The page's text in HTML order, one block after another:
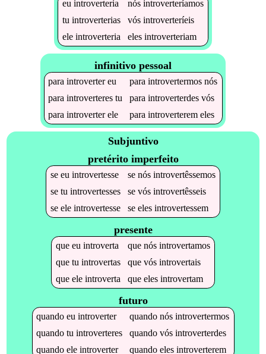
eu introverteria nós introverteríamos
tu introverterias vós introverteríeis
ele introverteria eles introverteriam
infinitivo pessoal
paraintrovertereu paraintrovertermos nós
paraintroverteres tu paraintroverterdes vós
paraintroverterele paraintroverterem eles
Subjuntivo
pretérito imperfeito
se eu introvertesse se nós introvertêssemos
se tu introvertesses se vós introvertêsseis
se ele introvertesse se eles introvertessem
presente
que eu introverta que nós introvertamos
que tu introvertas que vós introvertais
que ele introverta que eles introvertam
futuro
quandoeuintroverter quandonósintrovertermos
quandotuintroverteres quandovósintroverterdes
quandoeleintroverter quandoelesintroverterem